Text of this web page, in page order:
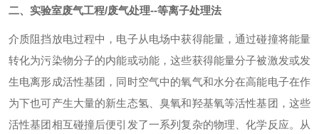
二、 实验室废气工程/废气处理--等离子处理法
介质阻挡放电过程中，电子从电场中获得能量，通过碰撞将能量
转化为污染物分子的内能或动能，这些获得能量分子被激发或发
生电离形成活性基团，同时空气中的氧气和水分在高能电子在作
为下也可产生大量的新生态氢、臭氧和羟基氧等活性基团，这些
活性基团相互碰撞后便引发了一系列复杂的物理、化学反应。从